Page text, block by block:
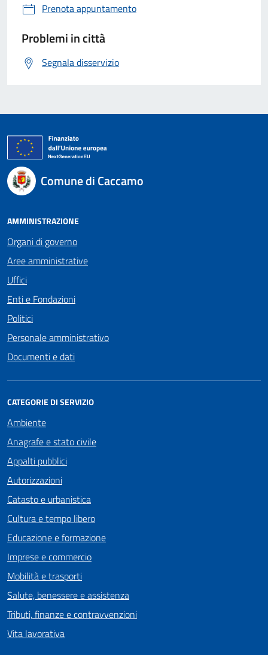
Prenota appuntamento
Problemi in città
Segnala disservizio
Comune di Caccamo
AMMINISTRAZIONE
Organi di governo
Aree amministrative
Uffici
Enti e Fondazioni
Politici
Personale amministrativo
Documenti e dati
CATEGORIE DI SERVIZIO
Ambiente
Anagrafe e stato civile
Appalti pubblici
Autorizzazioni
Catasto e urbanistica
Cultura e tempo libero
Educazione e formazione
Imprese e commercio
Mobilità e trasporti
Salute, benessere e assistenza
Tributi, finanze e contravvenzioni
Vita lavorativa